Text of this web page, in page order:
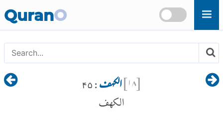
Skip to main content
QuranO
[۱۸]الکہف : ۴۵
الكهف